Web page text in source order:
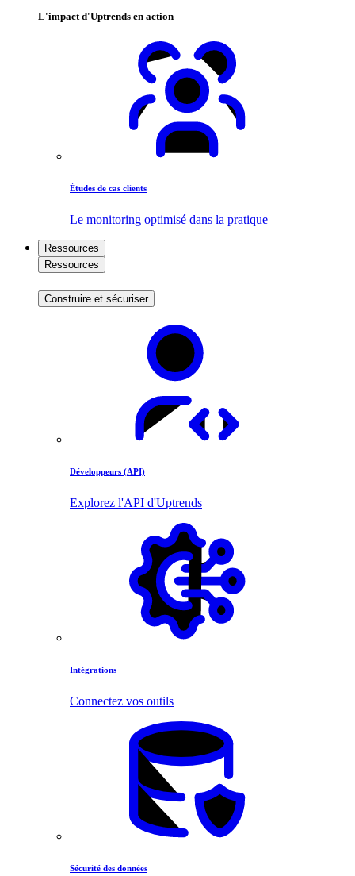
L'impact d'Uptrends en action
Études de cas clients
Le monitoring optimisé dans la pratique
Ressources
Ressources
Construire et sécuriser
Développeurs (API)
Explorez l'API d'Uptrends
Intégrations
Connectez vos outils
Sécurité des données